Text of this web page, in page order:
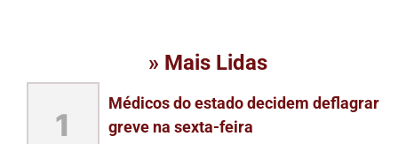
» Mais Lidas
1
Médicos do estado decidem deflagrar
greve na sexta-feira